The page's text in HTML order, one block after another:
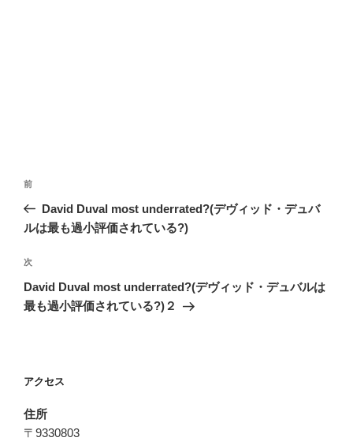
投
ナ
ゲ
ー
シ
前
の
投
前
David Duval most underrated?(デヴィッド・デュバ
ルは最も過小評価されている?)
次
の
投
次
David Duval most underrated?(デヴィッド・デュバルは
最も過小評価されている?)２
アクセス
住所
〒9330803